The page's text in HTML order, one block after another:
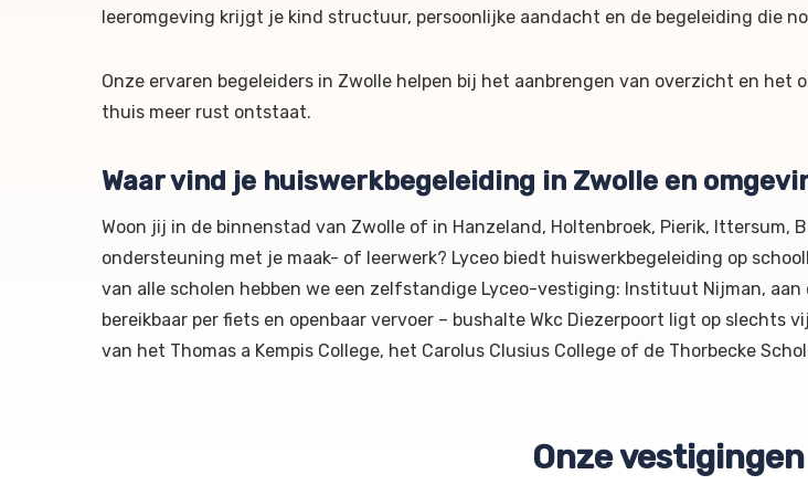
leeromgeving krijgt je kind structuur, persoonlijke aandacht en de begeleiding die
Onze ervaren begeleiders in Zwolle helpen bij het aanbrengen van overzicht en
thuis meer rust ontstaat.
Waar vind je huiswerkbegeleiding in Zwolle en
Woon jij in de binnenstad van Zwolle of in Hanzeland, Holtenbroek, Pierik, Ittersum,
ondersteuning met je maak- of leerwerk? Lyceo biedt huiswerkbegeleiding op
van alle scholen hebben we een zelfstandige Lyceo-vestiging: Instituut Nijman,
bereikbaar per fiets en openbaar vervoer – bushalte Wkc Diezerpoort ligt op
van het Thomas a Kempis College, het Carolus Clusius College of de Thorbecke
Onze